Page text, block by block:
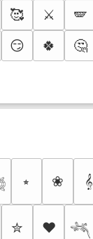
🥰 ⚔️ 🪽
😏 🍀 🤔
⭒ ❀ 𝄞
✮ ❤ 𓆈